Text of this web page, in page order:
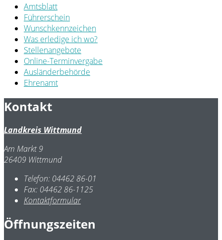
Amtsblatt
Führerschein
Wunschkennzeichen
Was erledige ich wo?
Stellenangebote
Online-Terminvergabe
Ausländerbehörde
Ehrenamt
Kontakt
Landkreis Wittmund
Am Markt 9
26409 Wittmund
Telefon: 04462 86-01
Fax: 04462 86-1125
Kontaktformular
Öffnungszeiten